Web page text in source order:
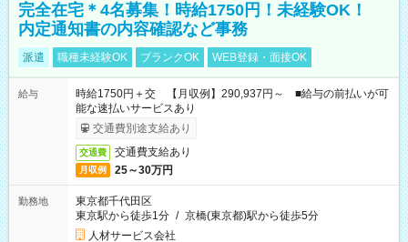
完全在宅＊4名募集！時給1750円！未経験OK！
内定通知書の内容確認など事務
派遣 職種未経験OK ブランクOK WEB登録・面接OK
給与
時給1750円＋交 【月収例】290,937円～ ■給与の前払いが可
能な速払いサービスあり
交通費別途支給あり
交通費 交通費支給あり
月収例 25～30万円
勤務地
東京都千代田区
東京駅から徒歩1分 / 京橋(東京都)駅から徒歩5分
人材サービス会社